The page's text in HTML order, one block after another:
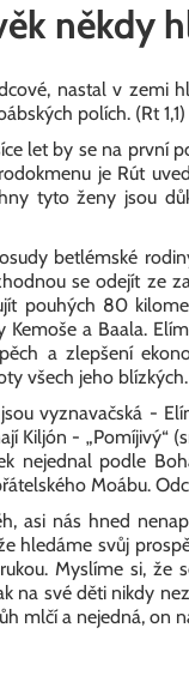
někdy
nastal v zemi
polích. (Rt 1,1)
let by se na první
je Rút
tyto ženy jsou
betlémské
se odejít ze
pouhých 80
Kemoše a Baala.
a zlepšení
všech jeho
vyznavačská -
Kiljón - „Pomíjivý“
nejednal podle
Moábu.
asi nás hned
hledáme svůj
Myslíme si,
na své děti nikdy
mlčí a nejedná, on